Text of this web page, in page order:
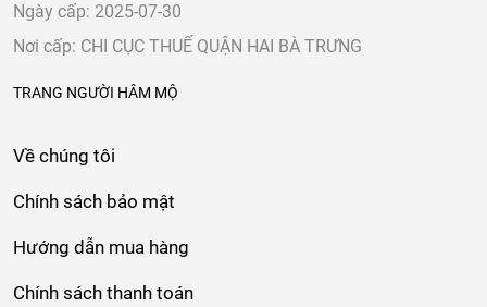
Ngày cấp: 2025-07-30
Nơi cấp: CHI CỤC THUẾ QUẬN HAI BÀ TRƯNG
TRANG NGƯỜI HÂM MỘ
Về chúng tôi
Chính sách bảo mật
Hướng dẫn mua hàng
Chính sách thanh toán